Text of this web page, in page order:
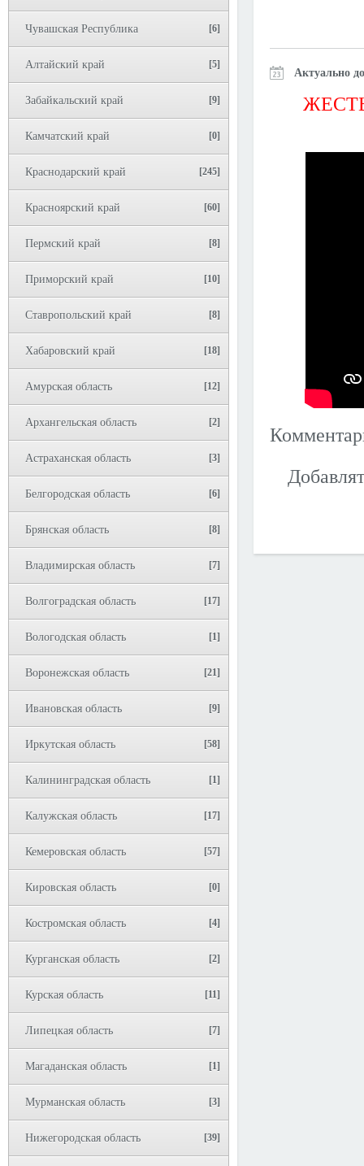
Чувашская Республика [6]
Алтайский край [5]
Забайкальский край [9]
Камчатский край [0]
Краснодарский край [245]
Красноярский край [60]
Пермский край [8]
Приморский край [10]
Ставропольский край [8]
Хабаровский край [18]
Амурская область [12]
Архангельская область [2]
Астраханская область [3]
Белгородская область [6]
Брянская область [8]
Владимирская область [7]
Волгоградская область [17]
Вологодская область [1]
Воронежская область [21]
Ивановская область [9]
Иркутская область [58]
Калининградская область [1]
Калужская область [17]
Кемеровская область [57]
Кировская область [0]
Костромская область [4]
Курганская область [2]
Курская область [11]
Липецкая область [7]
Магаданская область [1]
Мурманская область [3]
Нижегородская область [39]
Актуально